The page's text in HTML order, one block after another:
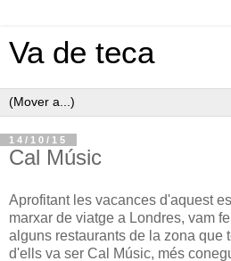
Va de teca
14/10/15
Cal Músic
Aprofitant les vacances d'aquest
marxar de viatge a Londres, vam
alguns restaurants de la zona que
d'ells va ser Cal Músic, més